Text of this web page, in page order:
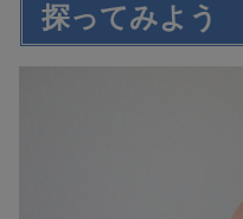
探ってみよう